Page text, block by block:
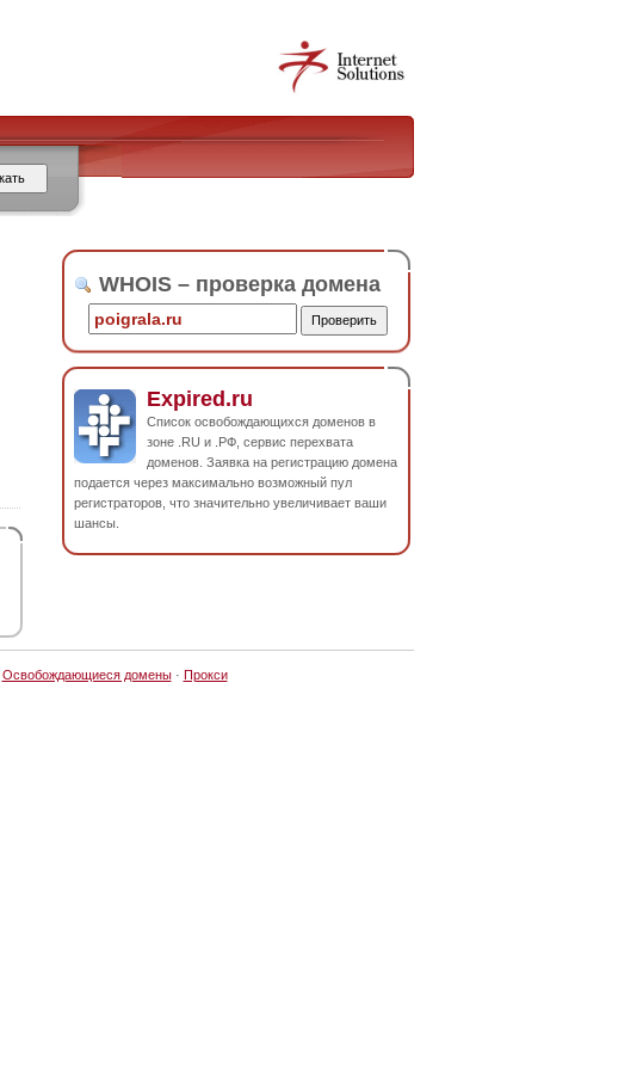
WHOIS – проверка домена
Expired.ru
Список освобождающихся доменов в
зоне .RU и .РФ, сервис перехвата
доменов. Заявка на регистрацию домена
подается через максимально возможный пул
регистраторов, что значительно увеличивает ваши
шансы.
Освобождающиеся домены· Прокси